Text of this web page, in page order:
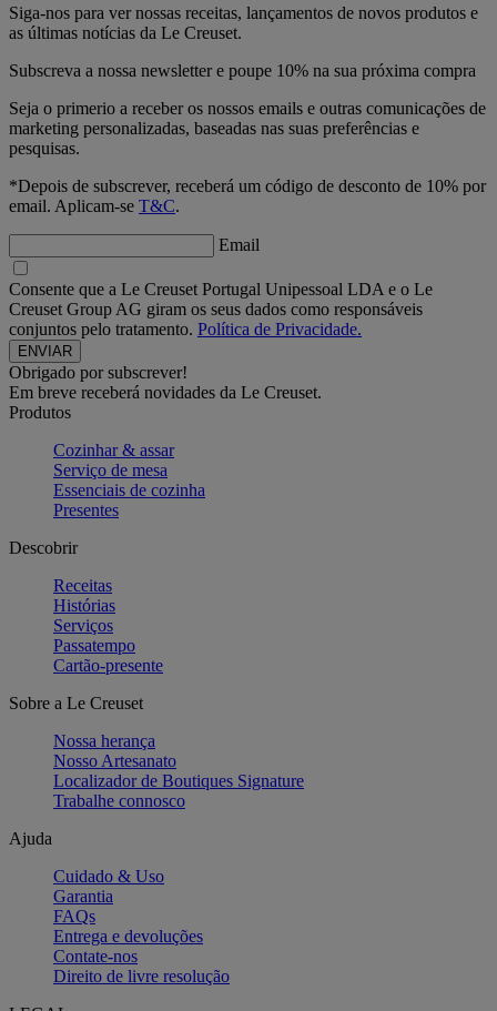
Siga-nos para ver nossas receitas, lançamentos de novos produtos e
as últimas notícias da Le Creuset.
Subscreva a nossa newsletter e poupe 10% na sua próxima compra
Seja o primerio a receber os nossos emails e outras comunicações de
marketing personalizadas, baseadas nas suas preferências e
pesquisas.
*Depois de subscrever, receberá um código de desconto de 10% por
email. Aplicam-se T&C.
Email
Consente que a Le Creuset Portugal Unipessoal LDA e o Le
Creuset Group AG giram os seus dados como responsáveis
conjuntos pelo tratamento. Política de Privacidade.
Obrigado por subscrever!
Em breve receberá novidades da Le Creuset.
Produtos
Cozinhar & assar
Serviço de mesa
Essenciais de cozinha
Presentes
Descobrir
Receitas
Histórias
Serviços
Passatempo
Cartão-presente
Sobre a Le Creuset
Nossa herança
Nosso Artesanato
Localizador de Boutiques Signature
Trabalhe connosco
Ajuda
Cuidado & Uso
Garantia
FAQs
Entrega e devoluções
Contate-nos
Direito de livre resolução